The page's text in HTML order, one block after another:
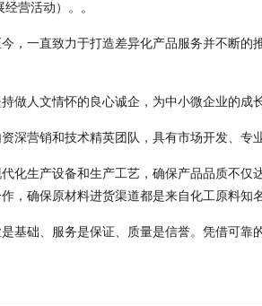
营活动）。。
，一直致力于打造差异化产品服务并不断
做人文情怀的良心诚企，为中小微企业的成
深营销和技术精英团队，具有市场开发、专
化生产设备和生产工艺，确保产品品质不
，确保原材料进货渠道都是来自化工原料知
基础、服务是保证、质量是信誉。凭借可